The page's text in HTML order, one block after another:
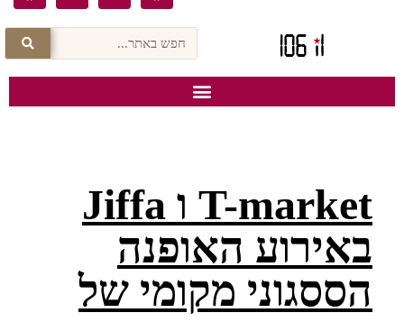
T-market ו Jiffa
באירוע האופנה
הססגוני מקומי של